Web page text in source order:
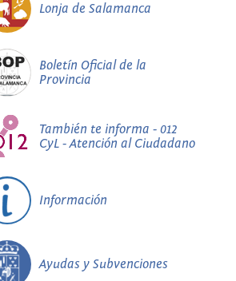
Lonja de Salamanca
Boletín Oficial de la
Provincia
También te informa - 012
CyL - Atención al Ciudadano
Información
Ayudas y Subvenciones